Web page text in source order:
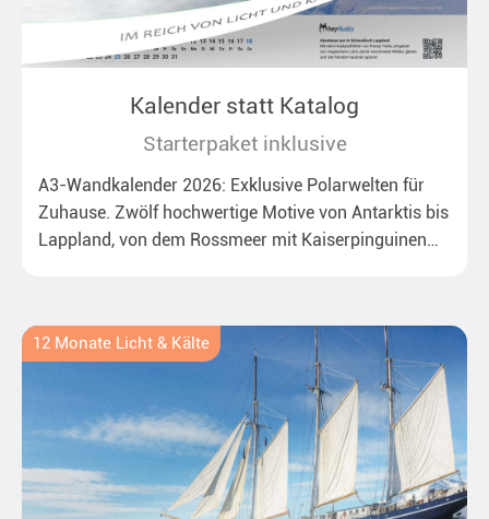
Kalender statt Katalog
Starterpaket inklusive
A3-Wandkalender 2026: Exklusive Polarwelten für
Zuhause. Zwölf hochwertige Motive von Antarktis bis
Lappland, von dem Rossmeer mit Kaiserpinguinen
12 Monate Licht & Kälte